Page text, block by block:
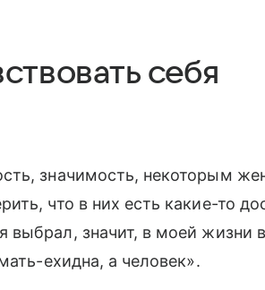
себя
значимость, некоторым
что в них есть какие-то
значит, в моей жизни
ехидна, а человек».